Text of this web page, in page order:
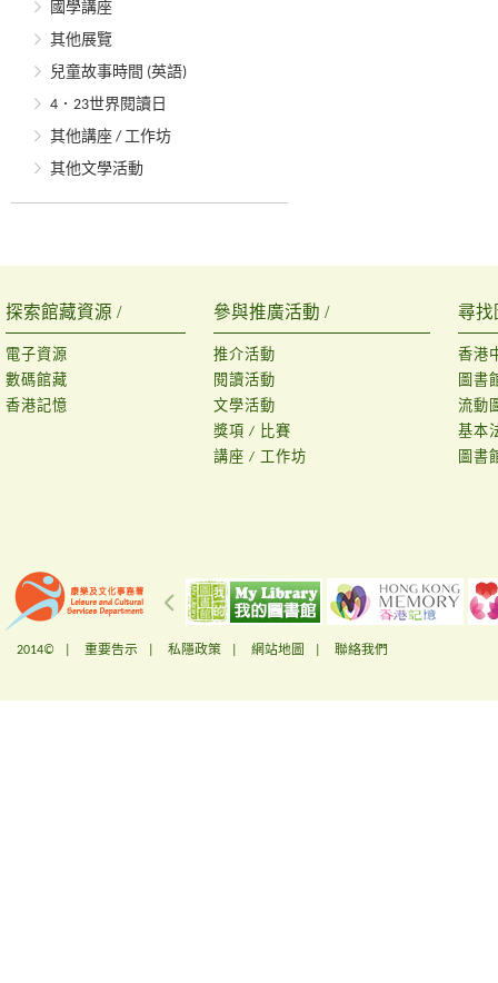
國學講座
其他展覽
兒童故事時間 (英語)
4．23世界閱讀日
其他講座 / 工作坊
其他文學活動
探索館藏資源 /
電子資源
數碼館藏
香港記憶
參與推廣活動 /
推介活動
閱讀活動
文學活動
獎項 / 比賽
講座 / 工作坊
尋找
香港
圖書
流動
基本
圖書
2014© | 重要告示 私隱政策 網站地圖 聯絡我們